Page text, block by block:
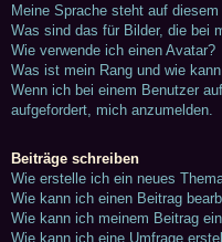
Meine Sprache steht auf
Was sind das für Bilder, die bei
Wie verwende ich einen Avatar?
Was ist mein Rang und wie
Wenn ich bei einem Benutzer
aufgefordert, mich anzumelden.
Beiträge schreiben
Wie erstelle ich ein neues
Wie kann ich einen Beitrag
Wie kann ich meinem Beitrag
Wie kann ich eine Umfrage